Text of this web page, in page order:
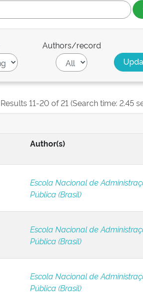
Authors/record
Results 11-20 of 21 (Search time: 2.45
Author(s)
Escola Nacional de
Pública (Brasil)
Escola Nacional de
Pública (Brasil)
Escola Nacional de
Pública (Brasil)